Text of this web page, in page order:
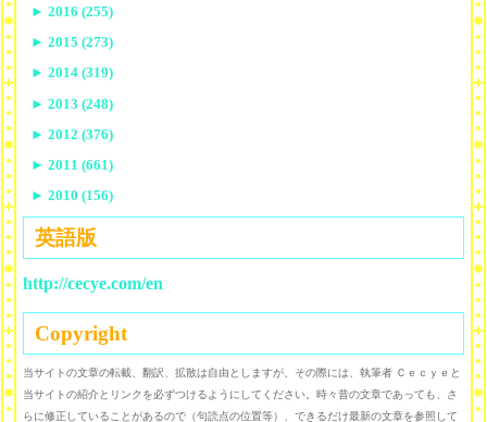
► 2016 (255)
► 2015 (273)
► 2014 (319)
► 2013 (248)
► 2012 (376)
► 2011 (661)
► 2010 (156)
英語版
http://cecye.com/en
Copyright
当サイトの文章の転載、翻訳、拡散は自由としますが、その際には、執筆者 Ｃｅｃｙｅと
当サイトの紹介とリンクを必ずつけるようにしてください。時々昔の文章であっても、さ
らに修正していることがあるので（句読点の位置等）、できるだけ最新の文章を参照して